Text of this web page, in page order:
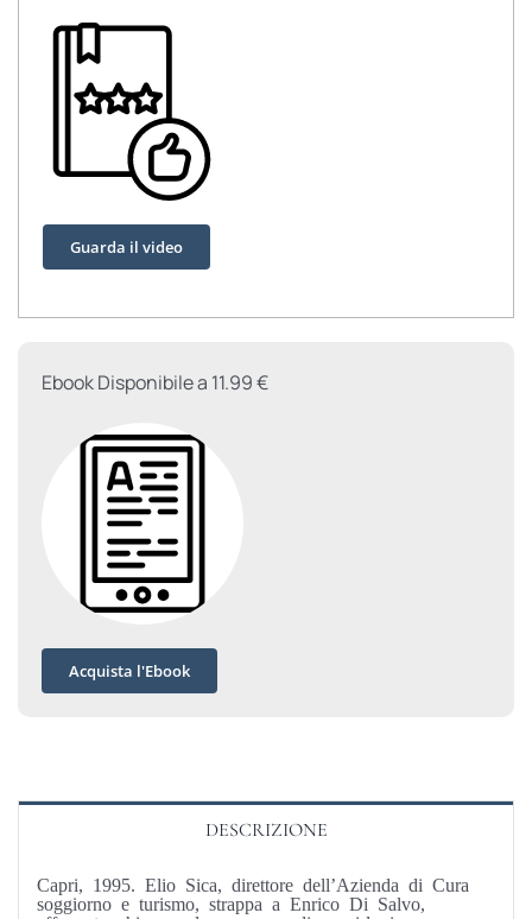
Guarda il video
Ebook Disponibile a 11.99 €
Acquista l'Ebook
DESCRIZIONE
Capri, 1995. Elio Sica, direttore dell’Azienda di Cura
soggiorno e turismo, strappa a Enrico Di Salvo,